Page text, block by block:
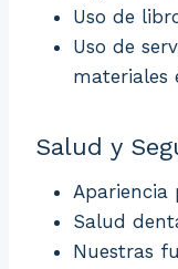
Uso de
Uso de
materiales
Salud y
Apariencia
Salud
Nuestras